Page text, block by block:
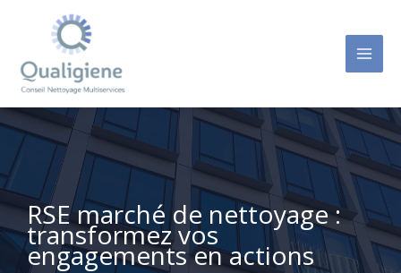
RSE marché de nettoyage :
transformez vos
engagements en actions